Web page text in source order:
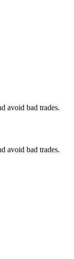
avoid bad trades.
avoid bad trades.